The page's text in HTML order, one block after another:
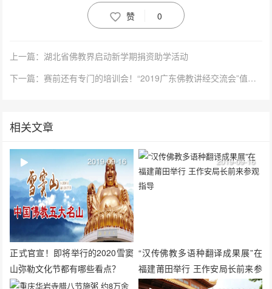
赞 0
上一篇：湖北省佛教界启动新学期捐资助学活动
下一篇：赛前还有专门的培训会！“2019广东佛教讲经交流会”值得大家关注（视频）
相关文章
正式官宣！即将举行的2020雪窦
山弥勒文化节都有哪些看点？
2019-09-16
“汉传佛教多语种翻译成果展”在
福建莆田举行 王作安局长前来参
观指导
2019-09-16